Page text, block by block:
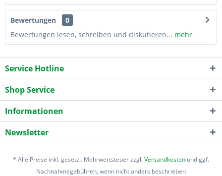
Bewertungen
0
Bewertungen lesen, schreiben und diskutieren... mehr
Service Hotline
Shop Service
Informationen
Newsletter
* Alle Preise inkl. gesetzl. Mehrwertsteuer zzgl.Versandkosten und ggf.
Nachnahmegebühren, wenn nicht anders beschrieben